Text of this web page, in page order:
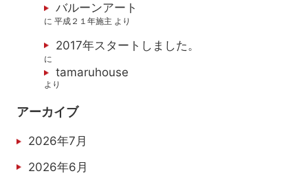
バルーンアート
に平成２１年施主 より
2017年スタートしました。
に
tamaruhouse
より
アーカイブ
2026年7月
2026年6月